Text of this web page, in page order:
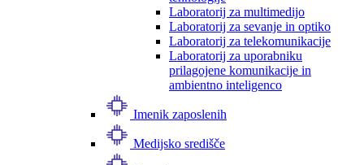
Laboratorij za multimedijo
Laboratorij za sevanje in optiko
Laboratorij za telekomunikacije
Laboratorij za uporabniku
prilagojene komunikacije in
ambientno inteligenco
Imenik zaposlenih
Medijsko središče